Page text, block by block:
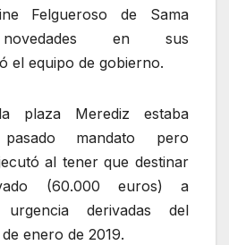
Felgueroso de Sama
novedades en sus
el equipo de gobierno.
plaza Merediz estaba
mandato pero
al tener que destinar
(60.000 euros) a
derivadas del
enero de 2019.